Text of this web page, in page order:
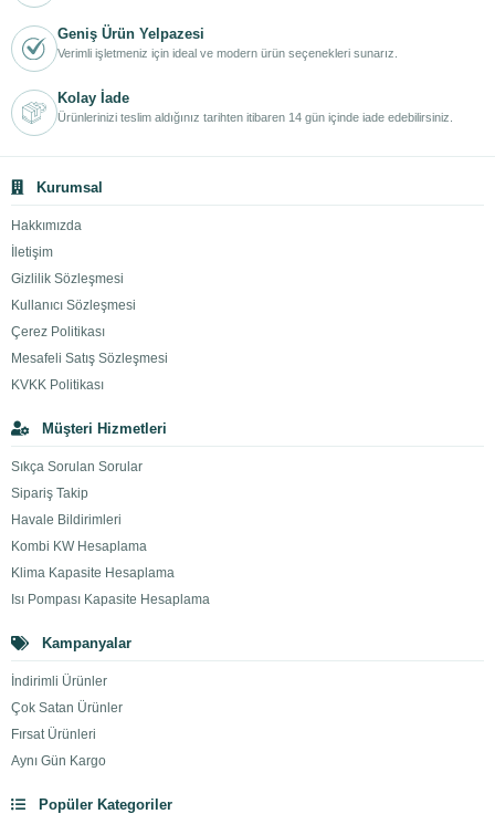
Geniş Ürün Yelpazesi
Verimli işletmeniz için ideal ve modern ürün seçenekleri sunarız.
Kolay İade
Ürünlerinizi teslim aldığınız tarihten itibaren 14 gün içinde iade edebilirsiniz.
Kurumsal
Hakkımızda
İletişim
Gizlilik Sözleşmesi
Kullanıcı Sözleşmesi
Çerez Politikası
Mesafeli Satış Sözleşmesi
KVKK Politikası
Müşteri Hizmetleri
Sıkça Sorulan Sorular
Sipariş Takip
Havale Bildirimleri
Kombi KW Hesaplama
Klima Kapasite Hesaplama
Isı Pompası Kapasite Hesaplama
Kampanyalar
İndirimli Ürünler
Çok Satan Ürünler
Fırsat Ürünleri
Aynı Gün Kargo
Popüler Kategoriler